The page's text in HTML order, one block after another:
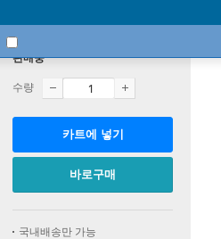
판매중
수량
카트에 넣기
바로구매
국내배송만 가능